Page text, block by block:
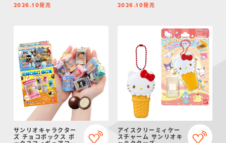
2026.10発売 2026.10発売
サンリオキャラクター
ズ チョコボックス ボ
アイスクリーミィケー
スチャーム サンリオキ